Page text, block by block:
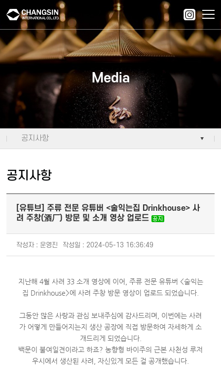
Media
공지사항
공지사항
[유튜브] 주류 전문 유튜버 <술익는집 Drinkhouse> 사
려 주창(酒厂) 방문 및 소개 영상 업로드
작성자 : 운영진 작성일 : 2024-05-13 16:36:49
지난해 4월 사려 33 소개 영상에 이어, 주류 전문 유튜버 <술익는
집 Drinkhouse>에 사려 주창 방문 영상이 업로드 되었습니다.
그동안 많은 사랑과 관심 보내주심에 감사드리며, 이번에는 사려
가 어떻게 만들어지는지 생산 공장에 직접 방문하여 자세하게 소
개드리게 되었습니다.
백문이 불여일견이라고 하죠? 농향형 바이주의 근본 사천성 루저
우시에서 생산된 사려, 자신있게 모든 걸 공개했습니다.